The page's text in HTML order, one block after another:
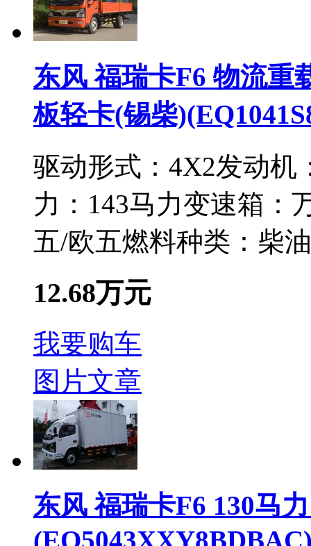
东风 福瑞卡F6 物流重
板轻卡(锡柴
驱动形式： 4X2发动机
力： 143马力变速箱：
五/欧五燃料种类： 柴油
12.68万元
我要购车
图片文章
东风 福瑞卡F6 130马